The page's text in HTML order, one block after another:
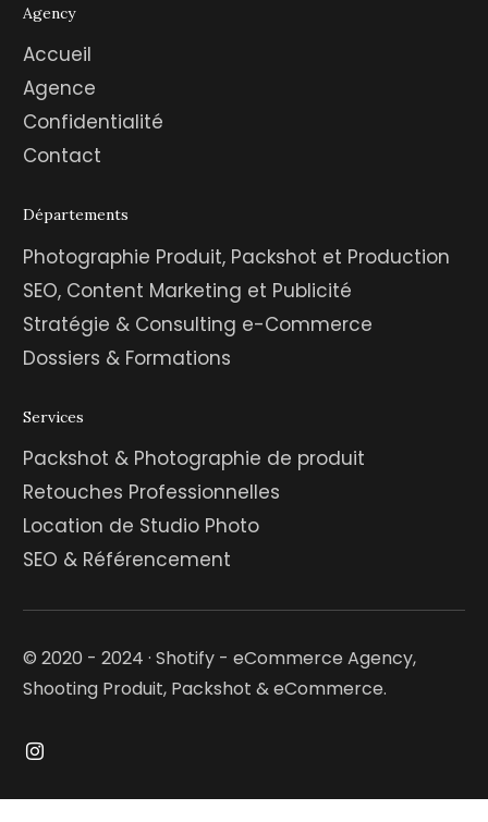
Agency
Accueil
Agence
Confidentialité
Contact
Départements
Photographie Produit, Packshot et Production
SEO, Content Marketing et Publicité
Stratégie & Consulting e-Commerce
Dossiers & Formations
Services
Packshot & Photographie de produit
Retouches Professionnelles
Location de Studio Photo
SEO & Référencement
© 2020 - 2024 · Shotify - eCommerce Agency,
Shooting Produit, Packshot & eCommerce.